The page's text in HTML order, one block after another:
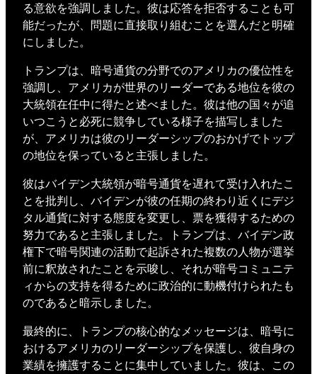
る意欲を強調しました。彼は応答を拒否することも可
能だったが、問題に直接取り組むことを選んだと明確
にしました。
トランプは、暗号通貨の分野でのアメリカの優位性を
強調し、アメリカが世界のリーダーである地位を彼の
大統領在任中に得たと述べました。彼は他の国々が追
いつこうと必死に競争している様子を描写しました
が、アメリカは彼のリーダーシップのおかげでトップ
の地位を保っていると主張しました。
彼はバイデン大統領が暗号通貨を遅れて受け入れたこ
とを批判し、バイデンが彼の任期の終わり近くにデジ
タル通貨に対する態度を変更し、票を獲得するための
努力であると主張しました。トランプは、バイデン政
権下で暗号関連の活動で起訴された複数の人物が選挙
前に釈放されたことを示唆し、それが暗号コミュニテ
ィからの支持を得るために政治的に動機付けられたも
のであると暗示しました。
最終的に、トランプの核心的なメッセージは、暗号に
おけるアメリカのリーダーシップを保護し、彼自身の
業績を擁護することに集中していました。彼は、この